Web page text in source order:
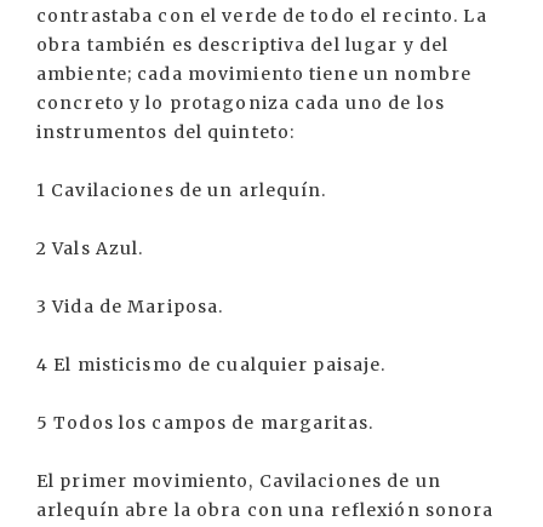
contrastaba con el verde de todo el recinto. La
obra también es descriptiva del lugar y del
ambiente; cada movimiento tiene un nombre
concreto y lo protagoniza cada uno de los
instrumentos del quinteto:
1 Cavilaciones de un arlequín.
2 Vals Azul.
3 Vida de Mariposa.
4 El misticismo de cualquier paisaje.
5 Todos los campos de margaritas.
El primer movimiento, Cavilaciones de un
arlequín abre la obra con una reflexión sonora